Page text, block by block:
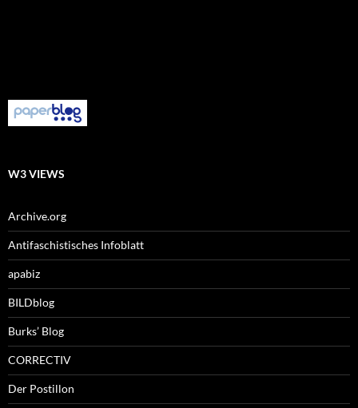
W3 VIEWS
Archive.org
Antifaschistisches Infoblatt
apabiz
BILDblog
Burks’ Blog
CORRECTIV
Der Postillon